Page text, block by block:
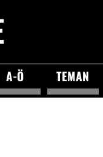
A-Ö TEMAN